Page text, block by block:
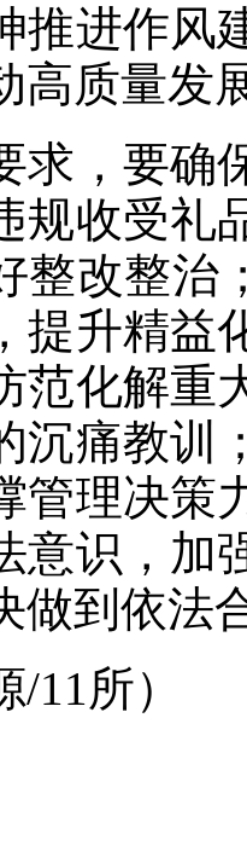
推进作风
高质量发
，要确保
规收受礼
整改整治
提升精益
范化解重
沉痛教训
管理决策
意识，加
做到依法
所）